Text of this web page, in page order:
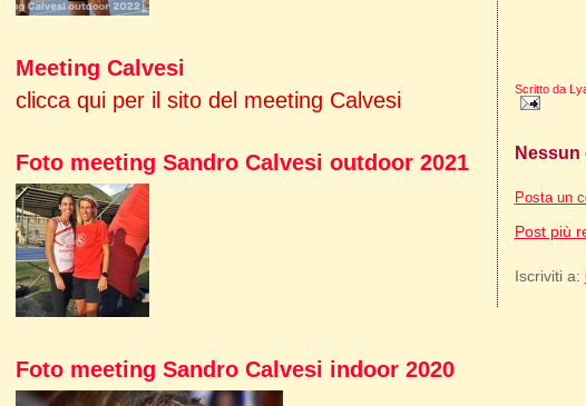
Scritto da
Nessun
Posta un
Post più
Iscriviti a:
Meeting Calvesi
clicca qui per il sito del meeting Calvesi
Foto meeting Sandro Calvesi outdoor 2021
Foto meeting Sandro Calvesi indoor 2020